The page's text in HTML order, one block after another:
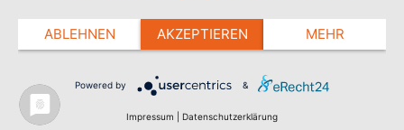
ABLEHNEN AKZEPTIEREN MEHR
Powered by &
Impressum Datenschutzerklärung